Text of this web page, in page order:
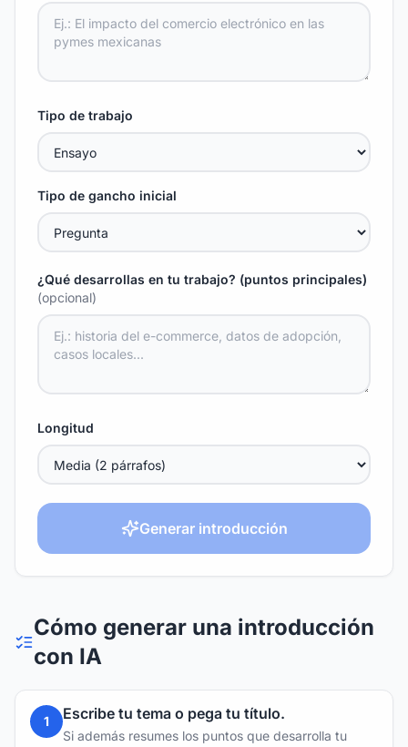
Tipo de trabajo
Tipo de gancho inicial
¿Qué desarrollas en tu trabajo? (puntos principales)
(opcional)
Longitud
Generar introducción
Cómo generar una introducción
con IA
1 Escribe tu tema o pega tu título.
Si además resumes los puntos que desarrolla tu